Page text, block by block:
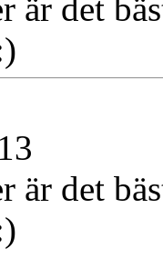
är det
är det